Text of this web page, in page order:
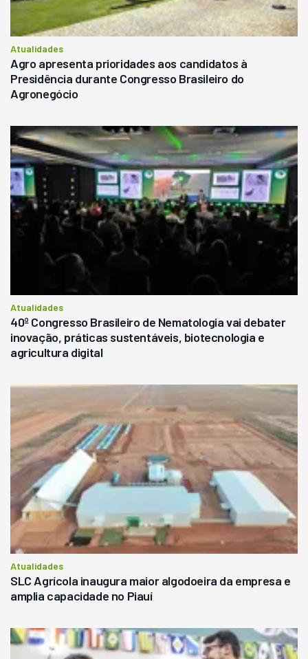
Atualidades
Agro apresenta prioridades aos candidatos à
Presidência durante Congresso Brasileiro do
Agronegócio
Atualidades
40º Congresso Brasileiro de Nematologia vai debater
inovação, práticas sustentáveis, biotecnologia e
agricultura digital
Atualidades
SLC Agrícola inaugura maior algodoeira da empresa e
amplia capacidade no Piauí